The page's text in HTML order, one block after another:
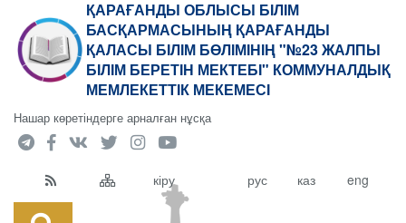
ҚАРАҒАНДЫ ОБЛЫСЫ БІЛІМ
БАСҚАРМАСЫНЫҢ ҚАРАҒАНДЫ
ҚАЛАСЫ БІЛІМ БӨЛІМІНІҢ "№23 ЖАЛПЫ
БІЛІМ БЕРЕТІН МЕКТЕБІ" КОММУНАЛДЫҚ
МЕМЛЕКЕТТІК МЕКЕМЕСІ
Нашар көретіндерге арналған нұсқа
кіру рус каз eng